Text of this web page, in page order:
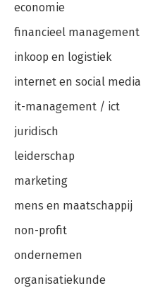
economie
financieel management
inkoop en logistiek
internet en social media
it-management / ict
juridisch
leiderschap
marketing
mens en maatschappij
non-profit
ondernemen
organisatiekunde